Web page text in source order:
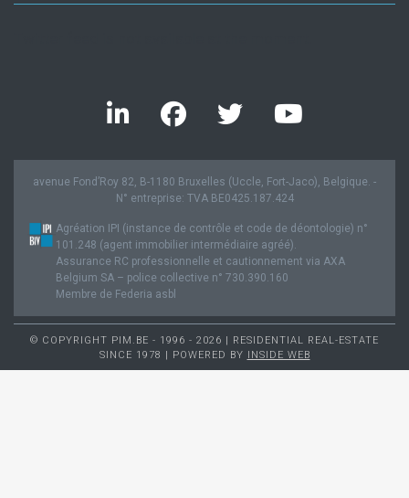
avenue Fond’Roy 82, B-1180 Bruxelles (Uccle, Fort-Jaco), Belgique. -
N° entreprise: TVA BE0425.187.424
Agréation IPI (instance de contrôle et code de déontologie) n°
101.248 (agent immobilier intermédiaire agréé).
Assurance RC professionnelle et cautionnement via AXA
Belgium SA – police collective n° 730.390.160
Membre de Federia asbl
© COPYRIGHT PIM.BE - 1996 - 2026 | RESIDENTIAL REAL-ESTATE
SINCE 1978 | POWERED BY
INSIDE WEB